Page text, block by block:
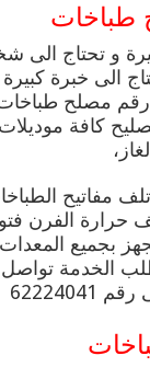
طباخات
و تحتاج
الى خبرة
رقم مصلح
كافة
مفاتيح
حرارة الفرن
بجميع المعدات
الخدمة